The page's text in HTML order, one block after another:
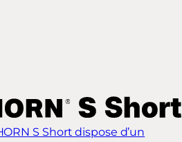
S Short dispose d’un